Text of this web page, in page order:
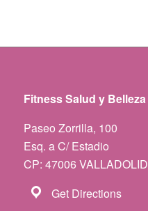
Fitness Salud y Belleza
Paseo Zorrilla, 100
Esq. a C/ Estadio
CP: 47006 VALLADOLID
Get Directions